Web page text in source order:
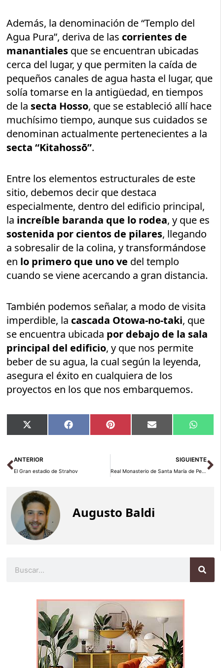
Además, la denominación de “Templo del
Agua Pura”, deriva de las corrientes de
manantiales que se encuentran ubicadas
cerca del lugar, y que permiten la caída de
pequeños canales de agua hasta el lugar, que
solía tomarse en la antigüedad, en tiempos
de la secta Hosso, que se estableció allí hace
muchísimo tiempo, aunque sus cuidados se
denominan actualmente pertenecientes a la
secta “Kitahossō”.
Entre los elementos estructurales de este
sitio, debemos decir que destaca
especialmente, dentro del edificio principal,
la increíble baranda que lo rodea, y que es
sostenida por cientos de pilares, llegando
a sobresalir de la colina, y transformándose
en lo primero que uno ve del templo
cuando se viene acercando a gran distancia.
También podemos señalar, a modo de visita
imperdible, la cascada Otowa-no-taki, que
se encuentra ubicada por debajo de la sala
principal del edificio, y que nos permite
beber de su agua, la cual según la leyenda,
asegura el éxito en cualquiera de los
proyectos en los que nos embarquemos.
Compartir
en
X
(Twitter)
Compartir
en
Facebook Compartir
en
Pinterest Compartir
en
Email
en
Ant
ANTERIOR
El Gran estadio de Strahov
SIGUIENTE
Real Monasterio de Santa María de Pedralbes en Barcelona
Augusto Baldi